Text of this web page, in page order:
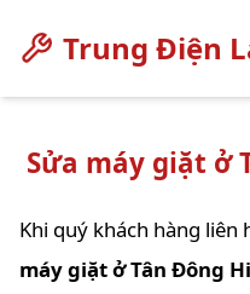
Trung Điện
Sửa máy giặt ở
Khi quý khách hàng liên
máy giặt ở Tân Đông